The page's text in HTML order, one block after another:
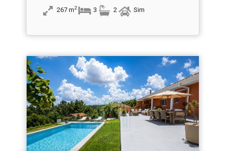
267 m2 3 2 Sim